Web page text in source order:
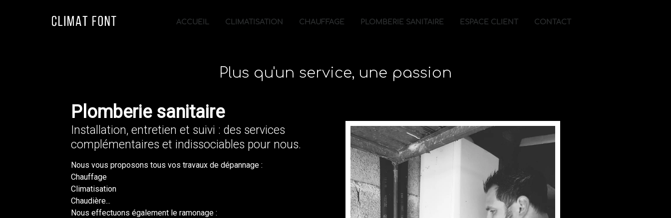
ACCUEIL CLIMATISATION CHAUFFAGE PLOMBERIE SANITAIRE ESPACE CLIENT CONTACT
Plus qu'un service, une passion
Plomberie sanitaire
Installation, entretien et suivi : des services
complémentaires et indissociables pour nous.
Nous vous proposons tous vos travaux de dépannage :
Chauffage
Climatisation
Chaudière...
Nous effectuons également le ramonage :